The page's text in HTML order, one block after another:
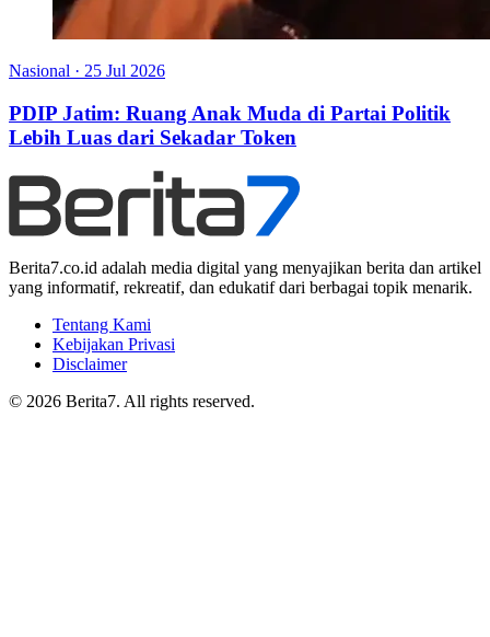
Nasional · 25 Jul 2026
PDIP Jatim: Ruang Anak Muda di Partai Politik
Lebih Luas dari Sekadar Token
Berita7.co.id adalah media digital yang menyajikan berita dan artikel
yang informatif, rekreatif, dan edukatif dari berbagai topik menarik.
Tentang Kami
Kebijakan Privasi
Disclaimer
© 2026 Berita7. All rights reserved.